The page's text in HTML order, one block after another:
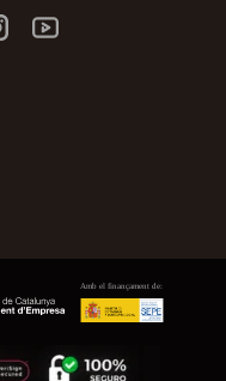
Amb el finançament de: